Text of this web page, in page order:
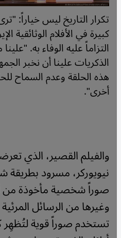
تكرار التاريخ ليس خياراً:
كبيرة في الأفلام الوثائقية
التزاماً عليه الوفاء به.
الذكريات علينا أن نخبر
هذه الحلقة وعدم السماح
أخرى".
والفيلم القصير، الذي
نيويوركر، مسرود
صوراً شخصية مأخوذة من
وغيرها من الرسائل
تستخدم صوراً قوية